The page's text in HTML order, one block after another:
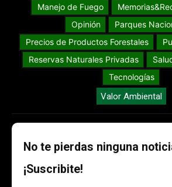
Manejo de Fuego
Opinión
Parques
Precios de Productos Forestales
Reservas Naturales Privadas
Tecnologías
Valor Ambiental
No te pierdas ninguna
¡Suscribite!